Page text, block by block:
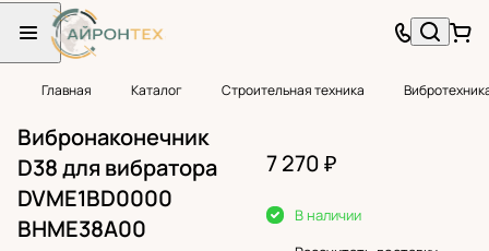
Главная Каталог Строительная техника
Вибронаконечник
D38 для вибратора
DVME1BD0000
BHME38A00
7 270 ₽
В наличии